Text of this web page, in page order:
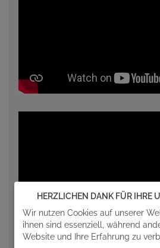
HERZLICHEN DANK FÜR IHRE
Wir nutzen Cookies auf unserer
ihnen sind essenziell, während
Website und Ihre Erfahrung zu